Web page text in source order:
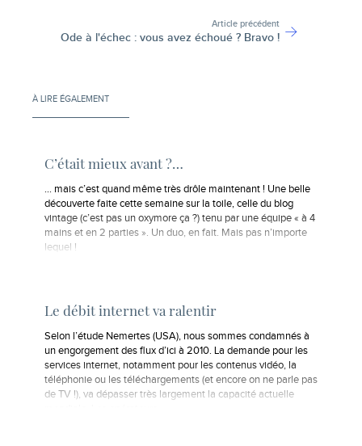
Article précédent
Ode à l'échec : vous avez échoué ? Bravo !
À LIRE ÉGALEMENT
C’était mieux avant ?…
… mais c’est quand même très drôle maintenant ! Une belle
découverte faite cette semaine sur la toile, celle du blog
vintage (c’est pas un oxymore ça ?) tenu par une équipe « à 4
mains et en 2 parties ». Un duo, en fait. Mais pas n’importe
lequel !
Le débit internet va ralentir
Selon l’étude Nemertes (USA), nous sommes condamnés à
un engorgement des flux d’ici à 2010. La demande pour les
services internet, notamment pour les contenus vidéo, la
téléphonie ou les téléchargements (et encore on ne parle pas
de TV !), va dépasser très largement la capacité actuelle